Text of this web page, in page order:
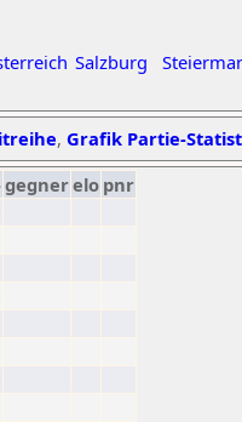
Salzburg
, Grafik Partie-
gegnerelo pnr